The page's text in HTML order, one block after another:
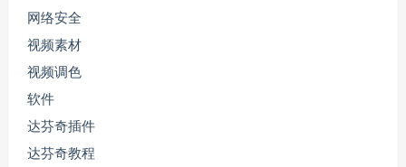
网络安全
视频素材
视频调色
软件
达芬奇插件
达芬奇教程